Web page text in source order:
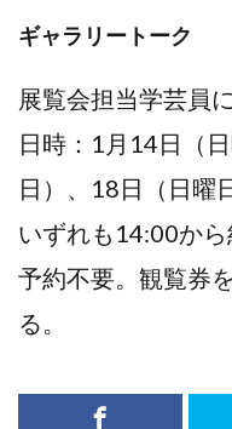
ギャラリートーク
展覧会担当学芸員
日時：1月14日（
日）、18日（日曜
いずれも14:00か
予約不要。観覧券
る。